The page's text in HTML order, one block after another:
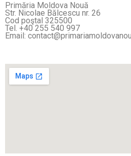
Primăria Moldova Nouă
Str. Nicolae Bălcescu nr. 26
Cod poştal 325500
Tel. +40 255 540 997
Email: